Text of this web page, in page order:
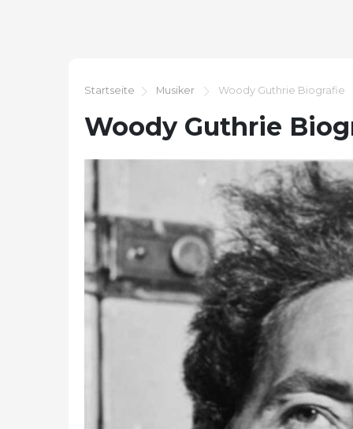
Startseite Musiker Woody Guthrie Biografie
Woody Guthrie